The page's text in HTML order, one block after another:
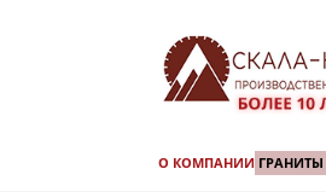
О КОМПАНИИ ГРАНИТЫ